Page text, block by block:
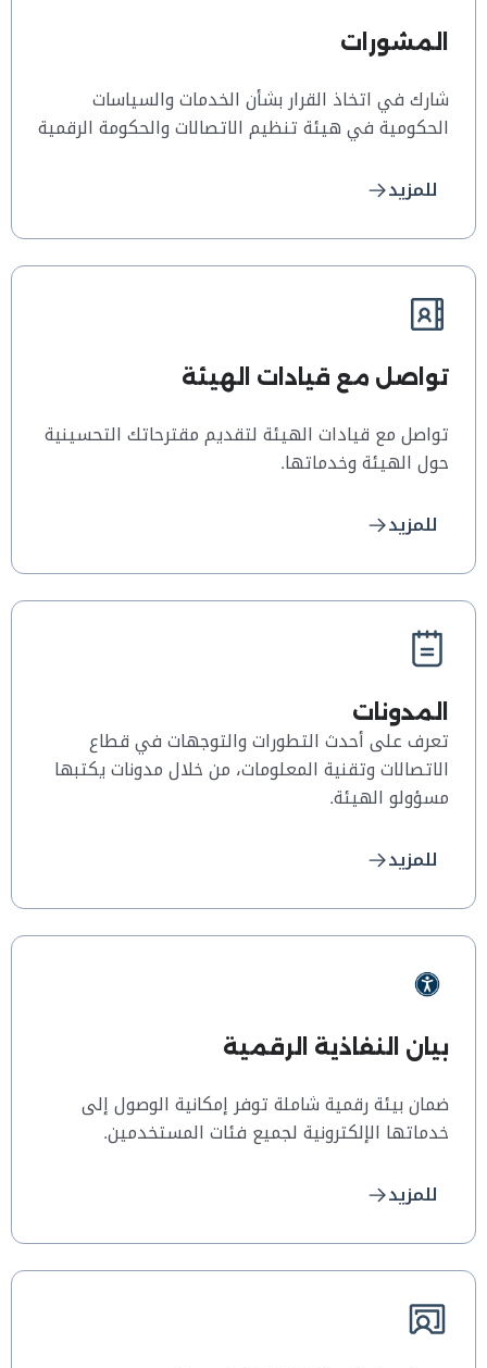
المشورات
شارك في اتخاذ القرار بشأن الخدمات والسياسات
الحكومية في هيئة تنظيم الاتصالات والحكومة الرقمية
للمزيد
تواصل مع قيادات الهيئة‎
تواصل مع قيادات الهيئة لتقديم مقترحاتك التحسينية
حول الهيئة وخدماتها.
للمزيد
المدونات
تعرف على أحدث التطورات والتوجهات في قطاع
الاتصالات وتقنية المعلومات، من خلال مدونات يكتبها
مسؤولو الهيئة.
للمزيد
بيان النفاذية الرقمية
ضمان بيئة رقمية شاملة توفر إمكانية الوصول إلى
خدماتها الإلكترونية لجميع فئات المستخدمين.
للمزيد